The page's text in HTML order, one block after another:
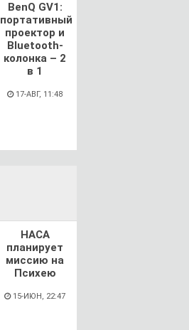
BenQ GV1:
портативный
проектор и
Bluetooth-
колонка – 2
в 1
17-АВГ, 11:48
НАСА
планирует
миссию на
Психею
15-ИЮН, 22:47